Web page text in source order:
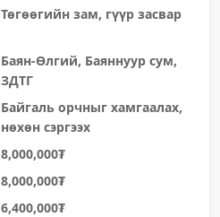
Төгөөгийн зам, гүүр засвар
Баян-Өлгий, Баяннуур сум,
ЗДТГ
Байгаль орчныг хамгаалах,
нөхөн сэргээх
8,000,000₮
8,000,000₮
6,400,000₮